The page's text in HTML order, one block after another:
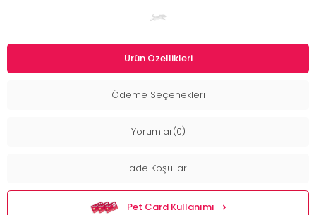
Ürün Özellikleri
Ödeme Seçenekleri
Yorumlar(0)
İade Koşulları
Pet Card Kullanımı